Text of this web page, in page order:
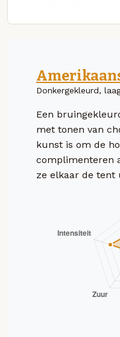
Donkergekleurd,
Een
met tonen van
kunst is om de
complimenteren
ze elkaar de tent